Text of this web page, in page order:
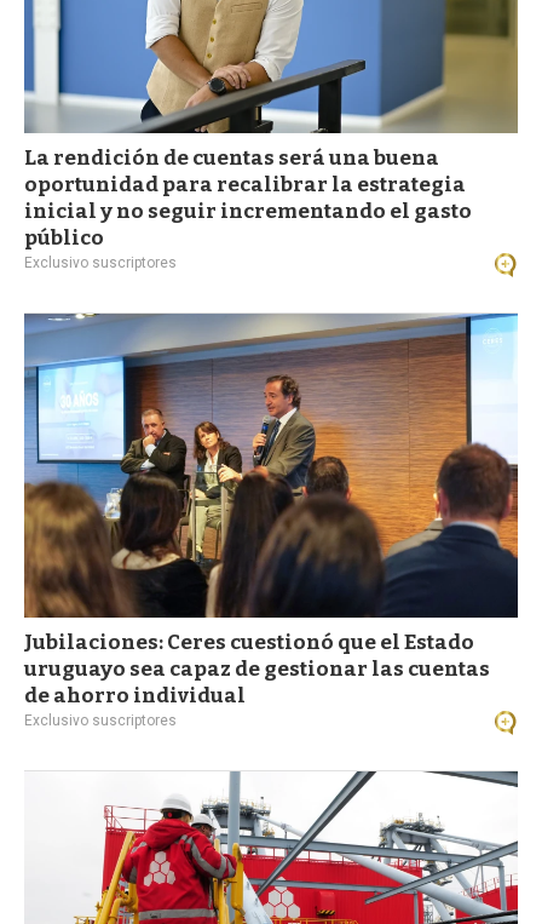
La rendición de cuentas será una buena
oportunidad para recalibrar la estrategia
inicial y no seguir incrementando el gasto
público
Exclusivo suscriptores
Jubilaciones: Ceres cuestionó que el Estado
uruguayo sea capaz de gestionar las cuentas
de ahorro individual
Exclusivo suscriptores